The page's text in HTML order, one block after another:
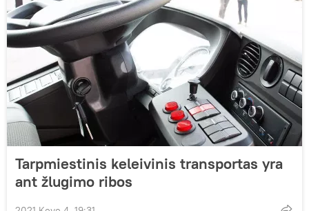
Tarpmiestinis keleivinis transportas yra
ant žlugimo ribos